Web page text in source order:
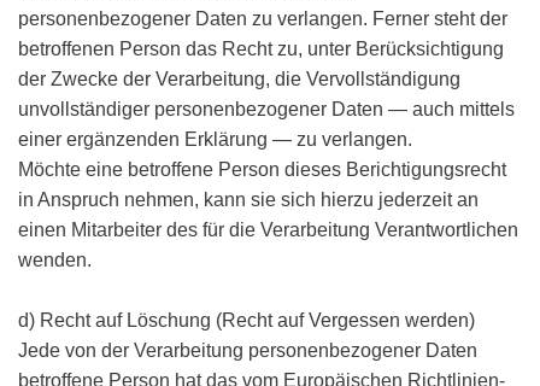
personenbezogener Daten zu verlangen. Ferner steht der
betroffenen Person das Recht zu, unter Berücksichtigung
der Zwecke der Verarbeitung, die Vervollständigung
unvollständiger personenbezogener Daten — auch mittels
einer ergänzenden Erklärung — zu verlangen.
Möchte eine betroffene Person dieses Berichtigungsrecht
in Anspruch nehmen, kann sie sich hierzu jederzeit an
einen Mitarbeiter des für die Verarbeitung Verantwortlichen
wenden.
d) Recht auf Löschung (Recht auf Vergessen werden)
Jede von der Verarbeitung personenbezogener Daten
betroffene Person hat das vom Europäischen Richtlinien-